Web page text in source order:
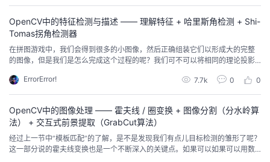
OpenCV中的特征检测与描述 —— 理解特征 + 哈里斯角检测 + Shi-
Tomas拐角检测器
在拼图游戏中，我们会得到很多的小图像，然后正确组装它们以形成大的完整
的图像，但是我们是怎么完成这个过程的呢？我们可不可以将相同的理论投影
可以给计算机提供很多自然风光的真实图像，然后计算机会将这些图像拼接成
一个大图像。再想想如果这个场景应用在建筑物或任何结构，为计算机提供大
ErrorError! 7.7k 0 0
OpenCV中的图像处理 —— 霍夫线 / 圈变换 + 图像分割（分水岭算
法） + 交互式前景提取（GrabCut算法）
经过上一节中”模板匹配”的了解，是不是发现我们有点儿目标检测的雏形了呢？
这一部分说的霍夫线变换也是一个不断深入的关键点。如果可以如果可以用数